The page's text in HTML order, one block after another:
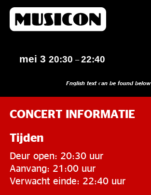
mei 3 20:30 –22:40
English text can be found below
CONCERT INFORMATIE
Tijden
Deur open: 20:30 uur
Aanvang: 21:00 uur
Verwacht einde: 22:40 uur